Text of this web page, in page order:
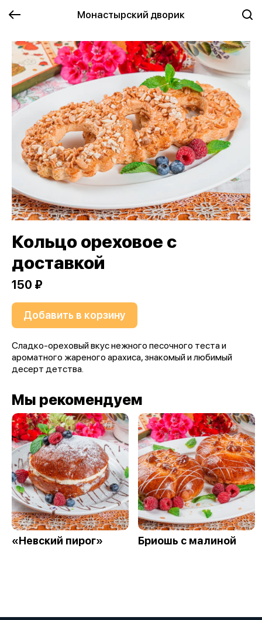
Монастырский дворик
Кольцо ореховое с
доставкой
150 ₽
Добавить в корзину
Сладко-ореховый вкус нежного песочного теста и
ароматного жареного арахиса, знакомый и любимый
десерт детства.
Мы рекомендуем
«Невский пирог» Бриошь с малиной